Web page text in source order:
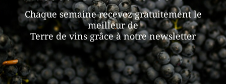
Chaque semaine recevez gratuitement le
meilleur de
Terre de vins grâce à notre newsletter